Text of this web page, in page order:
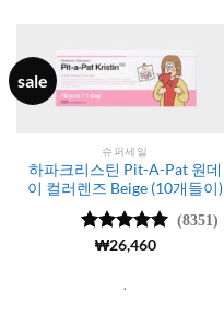
sale
슈퍼세일
하파크리스틴 Pit-A-Pat 원데
이 컬러렌즈 Beige (10개들이)
5 중에서
(8351)
₩26,460
.